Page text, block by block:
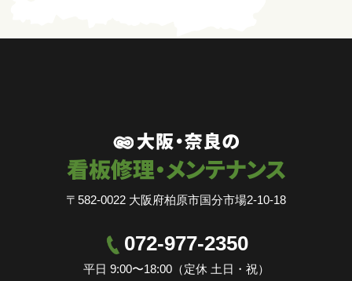
〒582-0022 大阪府柏原市国分市場2-10-18
072-977-2350
平日 9:00〜18:00（定休 土日・祝）